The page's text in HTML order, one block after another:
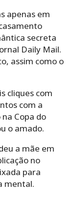
apenas em
secreta
Daily Mail.
assim como o
cliques com
com a
Copa do
o amado.
a mãe em
no
para
mental.